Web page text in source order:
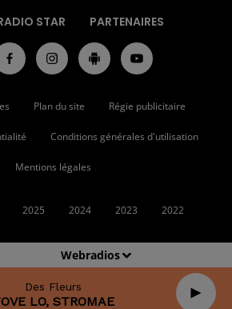
Webradios
Des Fleurs
LO, STROMAE
STAR PARTENAIRES
Plan du site Régie publicitaire
Conditions générales d'utilisation
Mentions légales
2025 2024 2023 2022